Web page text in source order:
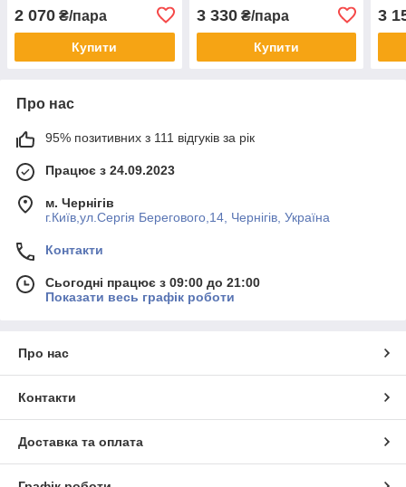
2 070 ₴/пара
Купити
3 330₴/пара
Купити
3
Про нас
95% позитивних з 111 відгуків за рік
Працює з 24.09.2023
м. Чернігів
г.Київ,ул.Сергiя Берегового,14, Чернігів, Україна
Контакти
Сьогодні працює з 09:00 до 21:00
Показати весь графік роботи
Про нас
Контакти
Доставка та оплата